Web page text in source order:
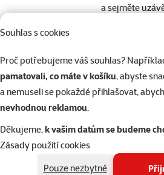
Souhlas s cookies
Proč potřebujeme váš souhlas?
pamatovali, co máte v košíku, abyste
a nemuseli se pokaždé přihlašovat,
nevhodnou reklamou.
Děkujeme,k vašim datům se budeme
Zásady použití cookies
Pouze nezbytné
a sejměte
Nasaďte víčko opačným
otočením porušte
a poté víčko